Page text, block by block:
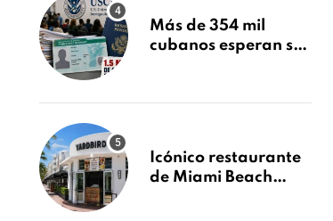
Más de 354 mil
cubanos esperan su
millones de
Icónico restaurante
de Miami Beach